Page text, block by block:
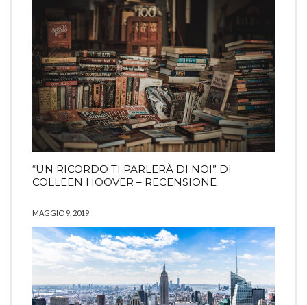
“UN RICORDO TI PARLERÀ DI NOI” DI
COLLEEN HOOVER – RECENSIONE
MAGGIO 9, 2019